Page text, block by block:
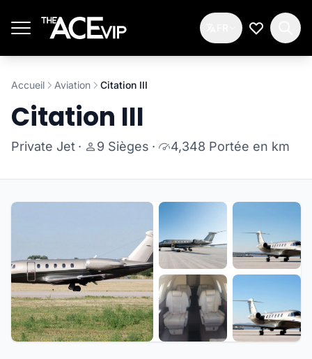
Ma Liste
Accueil Aviation Citation III
Citation III
Private Jet · 9 Sièges · 4,348 Portée en km